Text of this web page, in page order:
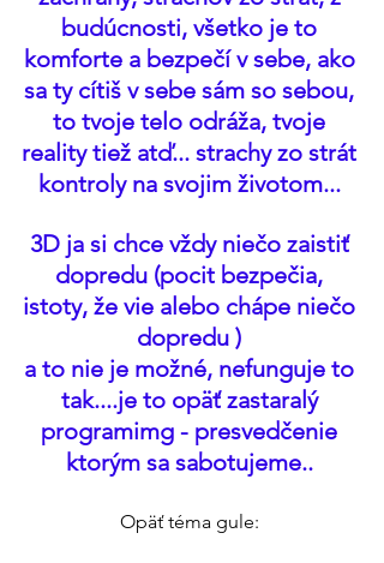
budúcnosti, všetko je to
komforte a bezpečí v sebe, ako
sa ty cítiš v sebe sám so sebou,
to tvoje telo odráža, tvoje
reality tiež atď... strachy zo strát
kontroly na svojim životom...
3D ja si chce vždy niečo zaistiť
dopredu (pocit bezpečia,
istoty, že vie alebo chápe niečo
dopredu )
a to nie je možné, nefunguje to
tak....je to opäť zastaralý
programimg - presvedčenie
ktorým sa sabotujeme..
Opäť téma gule: